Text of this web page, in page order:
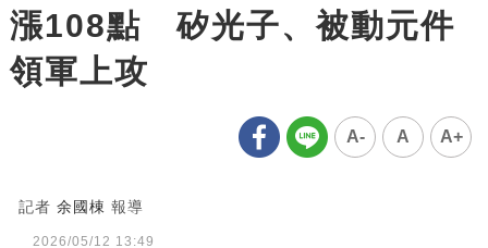
漲108點 矽光子、被動元件
領軍上攻
A- A A+
記者 余國棟 報導
2026/05/12 13:49